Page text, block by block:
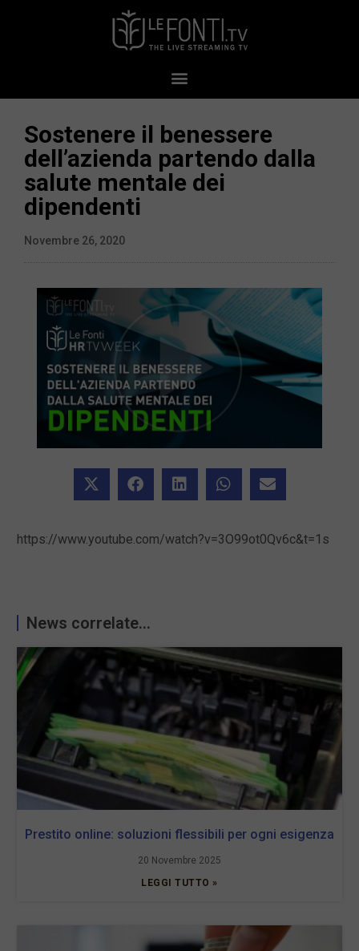
Sostenere il benessere
dell’azienda partendo dalla
salute mentale dei
dipendenti
Novembre 26, 2020
https://www.youtube.com/watch?v=3O99ot0Qv6c&t=1s
News correlate...
Prestito online: soluzioni flessibili per ogni esigenza
20 Novembre 2025
LEGGI TUTTO »